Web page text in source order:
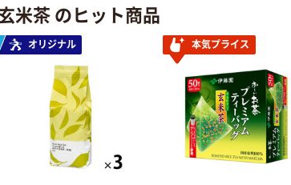
米茶 のヒット商品
オリジナル 本気プライス
スライドへ
定モデル) 蛍光
ペン ゼブラ
￥52~ （税込）
スズラン 酒精綿
G バルクタイプ
指定医薬部外品
￥140~ （税込）
ナルティッシュ
￥428~ （税込）